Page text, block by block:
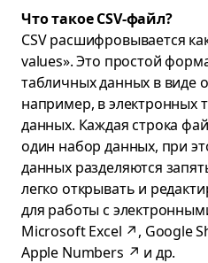
Что такое CSV-файл?
CSV расшифровывается
values». Это простой
табличных данных в виде
например, в электронных
данных. Каждая строка
один набор данных, при
данных разделяются
легко открывать и
для работы с
Microsoft Excel ↗, Google
Apple Numbers ↗ и др.